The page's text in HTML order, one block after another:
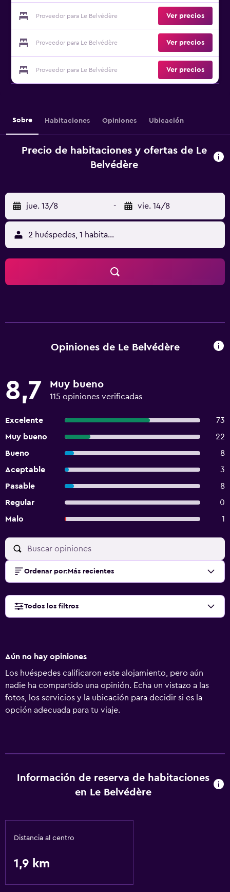
Proveedor para Le Belvédère Ver precios
Proveedor para Le Belvédère Ver precios
Proveedor para Le Belvédère Ver precios
Sobre Habitaciones Opiniones Ubicación
Precio de habitaciones y ofertas de Le
Belvédère
jue. 13/8 - vie. 14/8
2 huéspedes, 1 habitación
Opiniones de Le Belvédère
8,7 Muy bueno
115 opiniones verificadas
Excelente
73
Muy bueno
22
Bueno
8
Aceptable
3
Pasable
8
Regular
0
Malo
1
Ordenar por: Más recientes
Todos los filtros
Aún no hay opiniones
Los huéspedes calificaron este alojamiento, pero aún
nadie ha compartido una opinión. Echa un vistazo a las
fotos, los servicios y la ubicación para decidir si es la
opción adecuada para tu viaje.
Información de reserva de habitaciones
en Le Belvédère
Distancia al centro
1,9 km